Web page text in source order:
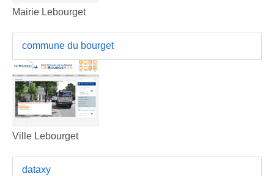
Mairie Lebourget
commune du bourget
Ville Lebourget
dataxy